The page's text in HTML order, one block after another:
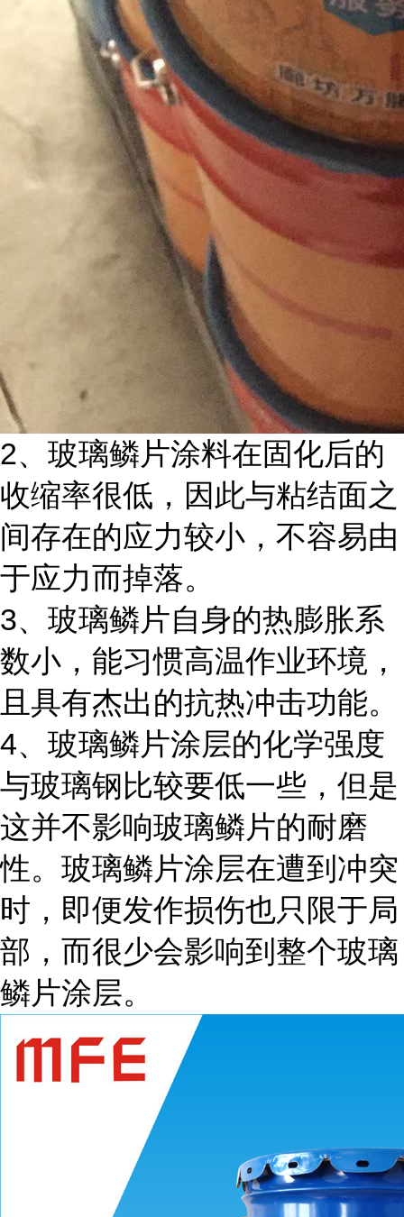
2、玻璃鳞片涂料在固化后的
收缩率很低，因此与粘结面之
间存在的应力较小，不容易由
于应力而掉落。
3、玻璃鳞片自身的热膨胀系
数小，能习惯高温作业环境，
且具有杰出的抗热冲击功能。
4、玻璃鳞片涂层的化学强度
与玻璃钢比较要低一些，但是
这并不影响玻璃鳞片的耐磨
性。玻璃鳞片涂层在遭到冲突
时，即便发作损伤也只限于局
部，而很少会影响到整个玻璃
鳞片涂层。